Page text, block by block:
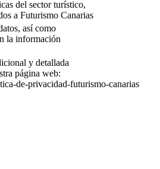
del sector turístico,
a Futurismo Canarias
así como
la información
y detallada
página web:
de-privacidad-futurismo-canarias